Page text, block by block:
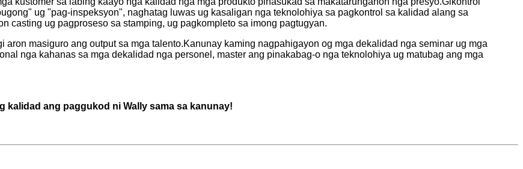
ug "pag-inspeksyon", naghatag luwas ug kasaligan nga teknolohiya sa pagkontrol sa kalidad alang sa
casting ug pagproseso sa stamping, ug pagkompleto sa imong pagtugyan.
masiguro ang output sa mga talento.Kanunay kaming nagpahigayon og mga dekalidad nga seminar ug mga
nga kahanas sa mga dekalidad nga personel, master ang pinakabag-o nga teknolohiya ug matubag ang mga
kalidad ang paggukod ni Wally sama sa kanunay!